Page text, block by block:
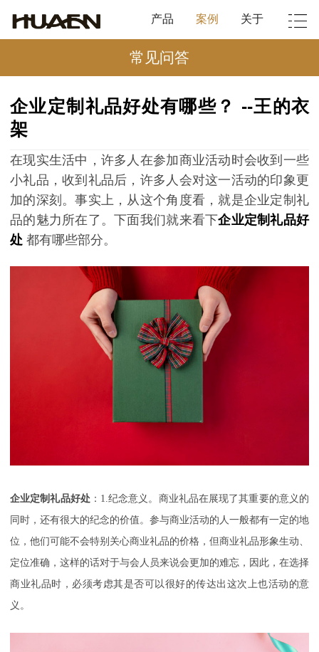
产品 案例 关于
常见问答
企业定制礼品好处有哪些？ --王的衣
架
在现实生活中，许多人在参加商业活动时会收到一些
小礼品，收到礼品后，许多人会对这一活动的印象更
加的深刻。事实上，从这个角度看，就是企业定制礼
品的魅力所在了。下面我们就来看下企业定制礼品好
处 都有哪些部分。
企业定制礼品好处： 1.纪念意义。商业礼品在展现了其重要的意义的
同时，还有很大的纪念的价值。参与商业活动的人一般都有一定的地
位，他们可能不会特别关心商业礼品的价格，但商业礼品形象生动、
定位准确，这样的话对于与会人员来说会更加的难忘，因此，在选择
商业礼品时，必须考虑其是否可以很好的传达出这次上也活动的意
义。